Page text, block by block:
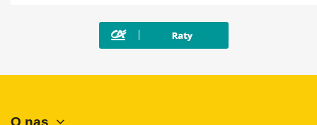
Mercedes-Benz
O nas